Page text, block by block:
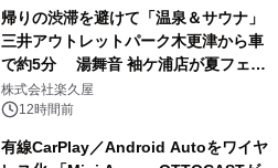
帰りの渋滞を避けて「温泉＆サウナ」
三井アウトレットパーク木更津から車
で約5分 湯舞音 袖ケ浦店が夏フェア
メニューを提供
株式会社楽久屋
12時間前
有線CarPlay／Android Autoをワイヤ